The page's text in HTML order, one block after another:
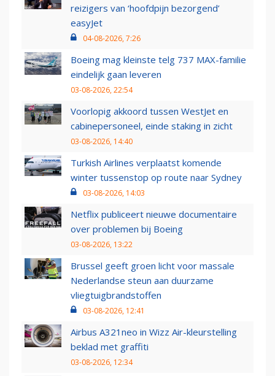
reizigers van ‘hoofdpijn bezorgend’
easyJet
04-08-2026, 7:26
Boeing mag kleinste telg 737 MAX-familie
eindelijk gaan leveren
03-08-2026, 22:54
Voorlopig akkoord tussen WestJet en
cabinepersoneel, einde staking in zicht
03-08-2026, 14:40
Turkish Airlines verplaatst komende
winter tussenstop op route naar Sydney
03-08-2026, 14:03
Netflix publiceert nieuwe documentaire
over problemen bij Boeing
03-08-2026, 13:22
Brussel geeft groen licht voor massale
Nederlandse steun aan duurzame
vliegtuigbrandstoffen
03-08-2026, 12:41
Airbus A321neo in Wizz Air-kleurstelling
beklad met graffiti
03-08-2026, 12:34